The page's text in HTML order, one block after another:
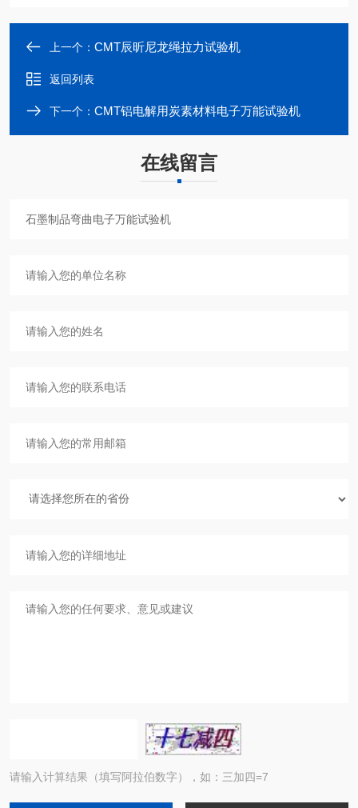
上一个： CMT辰昕尼龙绳拉力试验机
返回列表
下一个： CMT铝电解用炭素材料电子万能试验机
在线留言
请输入计算结果（填写阿拉伯数字），如：三加四=7